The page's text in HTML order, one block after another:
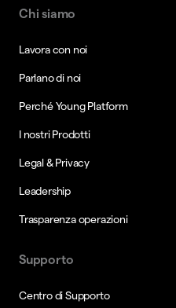
Chi siamo
Lavora con noi
Parlano di noi
Perché Young Platform
I nostri Prodotti
Legal & Privacy
Leadership
Trasparenza operazioni
Supporto
Centro di Supporto